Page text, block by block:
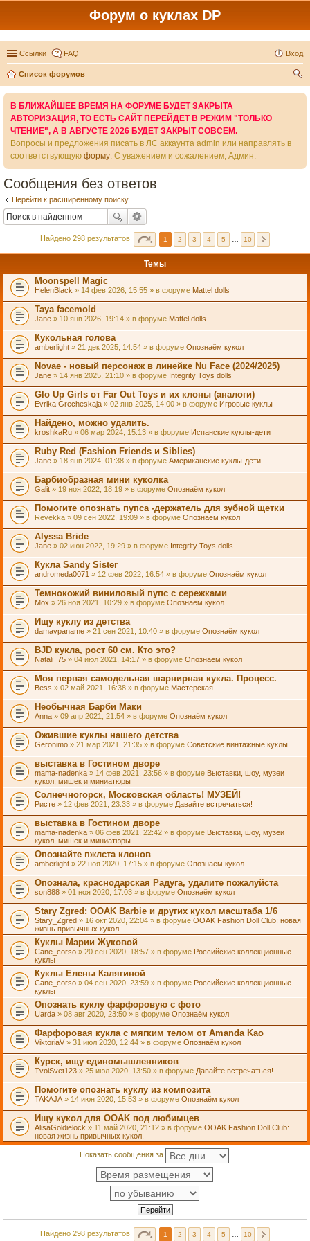
Форум о куклах DP
Ссылки FAQ Вход
Список форумов
В БЛИЖАЙШЕЕ ВРЕМЯ НА ФОРУМЕ БУДЕТ ЗАКРЫТА
АВТОРИЗАЦИЯ, ТО ЕСТЬ САЙТ ПЕРЕЙДЕТ В РЕЖИМ "ТОЛЬКО
ЧТЕНИЕ", А В АВГУСТЕ 2026 БУДЕТ ЗАКРЫТ СОВСЕМ.
Вопросы и предложения писать в ЛС аккаунта admin или направлять в
соответствующую форму. С уважением и сожалением, Админ.
Сообщения без ответов
Перейти к расширенному поиску
Найдено 298 результатов 1 2 3 4 5 10
Темы
Moonspell Magic
HelenBlack » 14 фев 2026, 15:55 » в форуме Mattel dolls
Taya facemold
Jane » 10 янв 2026, 19:14 » в форуме Mattel dolls
Кукольная голова
amberlight » 21 дек 2025, 14:54 » в форуме Опознаём кукол
Novae - новый персонаж в линейке Nu Face (2024/2025)
Jane » 14 янв 2025, 21:10 » в форуме Integrity Toys dolls
Glo Up Girls от Far Out Toys и их клоны (аналоги)
Evrika Grecheskaja » 02 янв 2025, 14:00 » в форуме Игровые куклы
Найдено, можно удалить.
kroshkaRu » 06 мар 2024, 15:13 » в форуме Испанские куклы-дети
Ruby Red (Fashion Friends и Siblies)
Jane » 18 янв 2024, 01:38 » в форуме Американские куклы-дети
Барбиобразная мини куколка
Galit » 19 ноя 2022, 18:19 » в форуме Опознаём кукол
Помогите опознать пупса -держатель для зубной щетки
Revekka » 09 сен 2022, 19:09 » в форуме Опознаём кукол
Alyssa Bride
Jane » 02 июн 2022, 19:29 » в форуме Integrity Toys dolls
Кукла Sandy Sister
andromeda0071 » 12 фев 2022, 16:54 » в форуме Опознаём кукол
Темнокожий виниловый пупс с сережками
Mox » 26 ноя 2021, 10:29 » в форуме Опознаём кукол
Ищу куклу из детства
damavpaname » 21 сен 2021, 10:40 » в форуме Опознаём кукол
BJD кукла, рост 60 см. Кто это?
Natali_75 » 04 июл 2021, 14:17 » в форуме Опознаём кукол
Моя первая самодельная шарнирная кукла. Процесс.
Bess » 02 май 2021, 16:38 » в форуме Мастерская
Необычная Барби Маки
Anna » 09 апр 2021, 21:54 » в форуме Опознаём кукол
Ожившие куклы нашего детства
Geronimo » 21 мар 2021, 21:35 » в форуме Советские винтажные куклы
выставка в Гостином дворе
mama-nadenka » 14 фев 2021, 23:56 » в форуме Выставки, шоу, музеи
кукол, мишек и миниатюры
Солнечногорск, Московская область! МУЗЕЙ!
Ристе » 12 фев 2021, 23:33 » в форуме Давайте встречаться!
выставка в Гостином дворе
mama-nadenka » 06 фев 2021, 22:42 » в форуме Выставки, шоу, музеи
кукол, мишек и миниатюры
Опознайте пжлста клонов
amberlight » 22 ноя 2020, 17:15 » в форуме Опознаём кукол
Опознала, краснодарская Радуга, удалите пожалуйста
son888 » 01 ноя 2020, 17:03 » в форуме Опознаём кукол
Stary Zgred: OOAK Barbie и других кукол масштаба 1/6
Stary_Zgred » 16 окт 2020, 22:04 » в форуме OOAK Fashion Doll Club: новая
жизнь привычных кукол.
Куклы Марии Жуковой
Cane_corso » 20 сен 2020, 18:57 » в форуме Российские коллекционные
куклы
Куклы Елены Калягиной
Cane_corso » 04 сен 2020, 23:59 » в форуме Российские коллекционные
куклы
Опознать куклу фарфоровую с фото
Uarda » 08 авг 2020, 23:50 » в форуме Опознаём кукол
Фарфоровая кукла с мягким телом от Amanda Kao
ViktoriaV» 31 июл 2020, 12:44 » в форуме Опознаём кукол
Курск, ищу единомышленников
TvoiSvet123 » 25 июл 2020, 13:50 » в форуме Давайте встречаться!
Помогите опознать куклу из композита
TAKAJA » 14 июн 2020, 15:53 » в форуме Опознаём кукол
Ищу кукол для OOAK под любимцев
AlisaGoldielock » 11 май 2020, 21:12 » в форуме OOAK Fashion Doll Club:
новая жизнь привычных кукол.
Показать сообщения за
Найдено 298 результатов 1 2 3 4 5 10